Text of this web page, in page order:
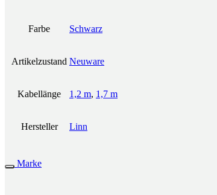
Farbe Schwarz
Artikelzustand Neuware
Kabellänge 1,2 m, 1,7 m
Hersteller Linn
Marke